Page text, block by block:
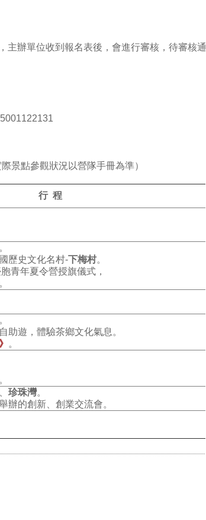
辦單位收到報名表後，會進行審核，待審核通
景點參觀狀況以營隊手冊為準）
行 程
歷史文化名村-下梅村。
青年夏令營授旗儀式，
助遊，體驗茶鄉文化氣息。
。
。
珍珠灣。
辦的創新、創業交流會。